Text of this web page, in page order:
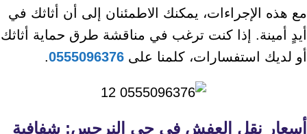
مع هذه الإجراءات، يمكنك الاطمئنان إلى أن أثاثك في
أيدٍ أمينة. إذا كنت ترغب في مناقشة طرق حماية أثاثك
أو لديك استفسارات، كلمنا على 0555096376
.
أسعار نقل العفش في حي النرجس: شفافية